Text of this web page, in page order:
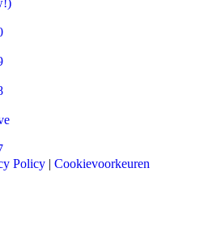
Policy | Cookievoorkeuren